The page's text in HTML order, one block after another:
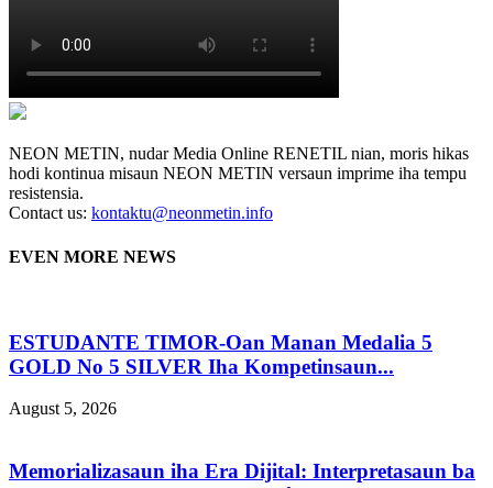
NEON METIN, nudar Media Online RENETIL nian, moris hikas
hodi kontinua misaun NEON METIN versaun imprime iha tempu
resistensia.
Contact us: kontaktu@neonmetin.info
EVEN MORE NEWS
ESTUDANTE TIMOR-Oan Manan Medalia 5
GOLD No 5 SILVER Iha Kompetinsaun...
August 5, 2026
Memorializasaun iha Era Dijital: Interpretasaun ba